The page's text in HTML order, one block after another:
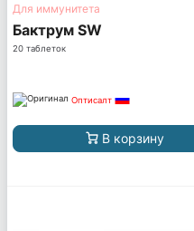
Для иммунитета
Бактрум SW
20 таблеток
Оптисалт
В корзину